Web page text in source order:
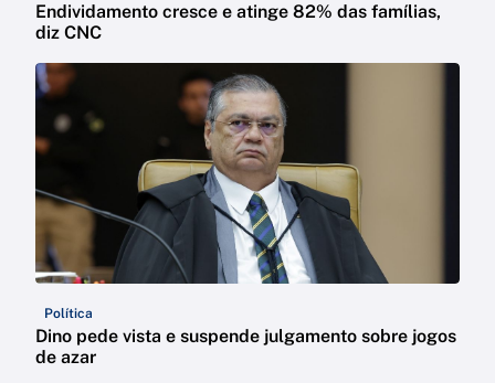
Endividamento cresce e atinge 82% das famílias,
diz CNC
Política
Dino pede vista e suspende julgamento sobre jogos
de azar